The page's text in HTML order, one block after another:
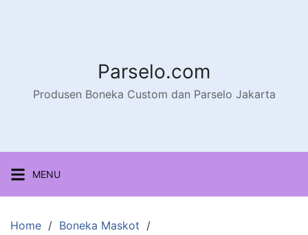
Parselo.com
Produsen Boneka Custom dan Parselo Jakarta
MENU
Home
Boneka Maskot